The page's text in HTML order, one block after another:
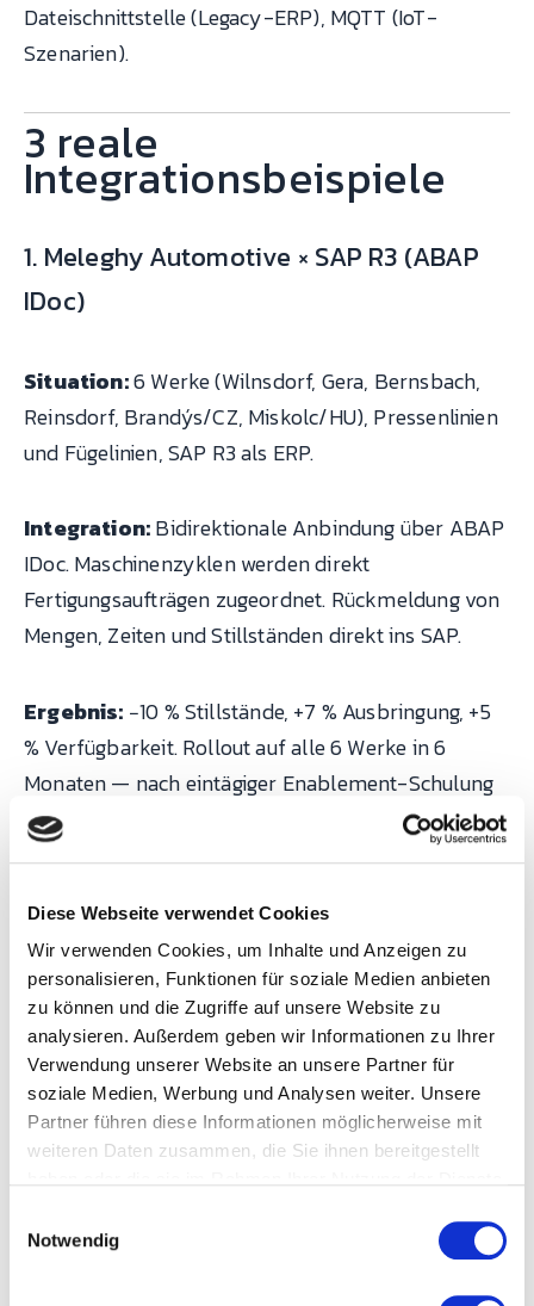
Diese Webseite verwendet Cookies
Wir verwenden Cookies, um Inhalte und Anzeigen zu
personalisieren, Funktionen für soziale Medien anbieten
zu können und die Zugriffe auf unsere Website zu
analysieren. Außerdem geben wir Informationen zu Ihrer
Verwendung unserer Website an unsere Partner für
soziale Medien, Werbung und Analysen weiter. Unsere
Partner führen diese Informationen möglicherweise mit
weiteren Daten zusammen, die Sie ihnen bereitgestellt
Notwendig
Dateischnittstelle (Legacy-ERP), MQTT (IoT-
Szenarien).
3 reale
Integrationsbeispiele
1. Meleghy Automotive × SAP R3 (ABAP
IDoc)
Situation:6 Werke (Wilnsdorf, Gera, Bernsbach,
Reinsdorf, Brandýs/CZ, Miskolc/HU), Pressenlinien
und Fügelinien, SAP R3 als ERP.
Integration:Bidirektionale Anbindung über ABAP
IDoc. Maschinenzyklen werden direkt
Fertigungsaufträgen zugeordnet. Rückmeldung von
Mengen, Zeiten und Stillständen direkt ins SAP.
Ergebnis: −10 % Stillstände, +7 % Ausbringung, +5
% Verfügbarkeit. Rollout auf alle 6 Werke in 6
Monaten — nach eintägiger Enablement-Schulung
führten die Werke eigenständig aus.
2. Schmiedetechnik Plettenberg ×
InforCOM
Situation:Schmiedeproduktion mit stark
variierenden Auftragsgrößen, InforCOM als ERP.
Integration:Sobald ein Fertigungsauftrag im ERP
Zeitdaten automatisch in SYMESTIC bereit.